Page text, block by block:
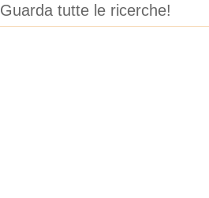
Guarda tutte le ricerche!